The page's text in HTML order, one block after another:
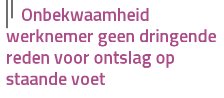
Onbekwaamheid
werknemer geen dringende
reden voor ontslag op
staande voet